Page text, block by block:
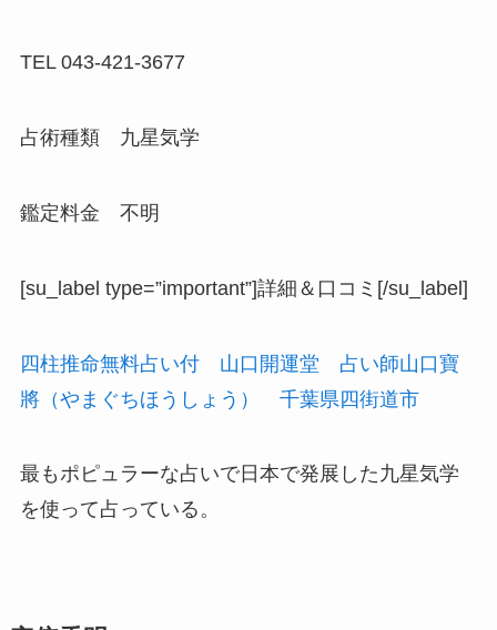
TEL 043-421-3677
占術種類 九星気学
鑑定料金 不明
[su_label type=”important”]詳細＆口コミ[/su_label]
四柱推命無料占い付 山口開運堂 占い師山口寶
將（やまぐちほうしょう） 千葉県四街道市
最もポピュラーな占いで日本で発展した九星気学
を使って占っている。